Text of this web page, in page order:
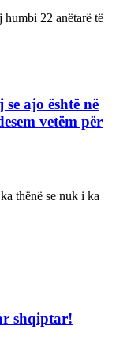
humbi 22 anëtarë të
ajo është në
vetëm për
thënë se nuk i ka
shqiptar!